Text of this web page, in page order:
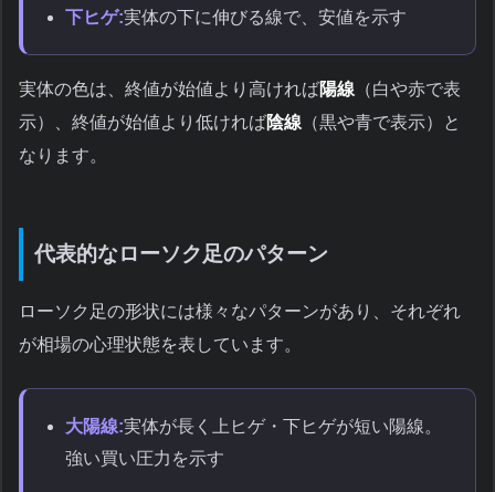
下ヒゲ:実体の下に伸びる線で、安値を示す
実体の色は、終値が始値より高ければ陽線 （白や赤で表
示）、終値が始値より低ければ陰線 （黒や青で表示）と
なります。
代表的なローソク足のパターン
ローソク足の形状には様々なパターンがあり、それぞれ
が相場の心理状態を表しています。
大陽線:実体が長く上ヒゲ・下ヒゲが短い陽線。
強い買い圧力を示す